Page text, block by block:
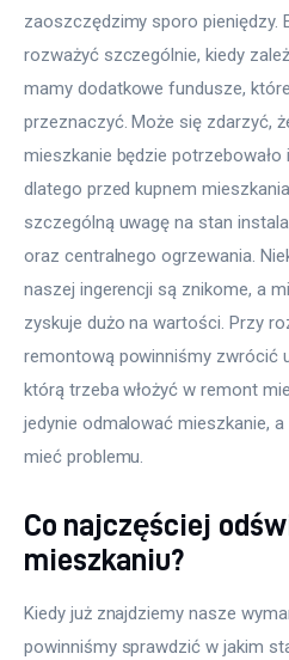
zaoszczędzimy sporo pieniędzy.
rozważyć szczególnie, kiedy
mamy dodatkowe fundusze,
przeznaczyć. Może się zdarzyć,
mieszkanie będzie potrzebowało
dlatego przed kupnem
szczególną uwagę na stan
oraz centralnego ogrzewania.
naszej ingerencji są znikome, a
zyskuje dużo na wartości. Przy
remontową powinniśmy zwrócić
którą trzeba włożyć w remont
jedynie odmalować mieszkanie,
mieć problemu.
Co najczęściej
mieszkaniu?
Kiedy już znajdziemy nasze
powinniśmy sprawdzić w jakim